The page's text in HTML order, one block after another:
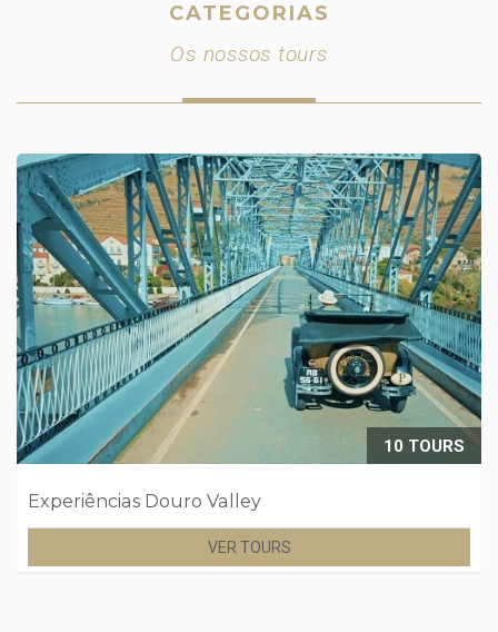
CATEGORIAS
Os nossos tours
10 TOURS
Experiências Douro Valley
VER TOURS